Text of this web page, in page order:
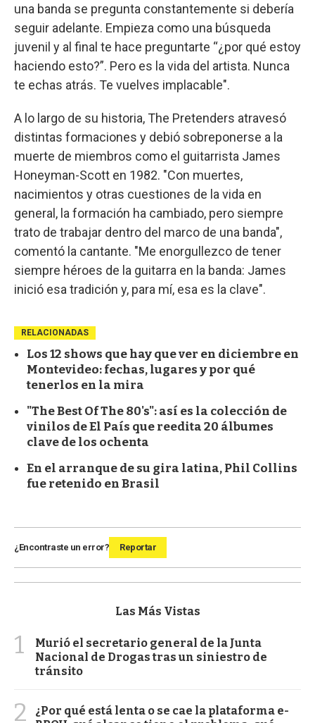
una banda se pregunta constantemente si debería
seguir adelante. Empieza como una búsqueda
juvenil y al final te hace preguntarte “¿por qué estoy
haciendo esto?”. Pero es la vida del artista. Nunca
te echas atrás. Te vuelves implacable".
A lo largo de su historia, The Pretenders atravesó
distintas formaciones y debió sobreponerse a la
muerte de miembros como el guitarrista James
Honeyman-Scott en 1982. "Con muertes,
nacimientos y otras cuestiones de la vida en
general, la formación ha cambiado, pero siempre
trato de trabajar dentro del marco de una banda",
comentó la cantante. "Me enorgullezco de tener
siempre héroes de la guitarra en la banda: James
inició esa tradición y, para mí, esa es la clave".
RELACIONADAS
Los 12 shows que hay que ver en diciembre en
Montevideo: fechas, lugares y por qué
tenerlos en la mira
"The Best Of The 80's": así es la colección de
vinilos de El País que reedita 20 álbumes
clave de los ochenta
En el arranque de su gira latina, Phil Collins
fue retenido en Brasil
¿Encontraste un error? Reportar
Las Más Vistas
1
Murió el secretario general de la Junta
Nacional de Drogas tras un siniestro de
tránsito
2
¿Por qué está lenta o se cae la plataforma e-